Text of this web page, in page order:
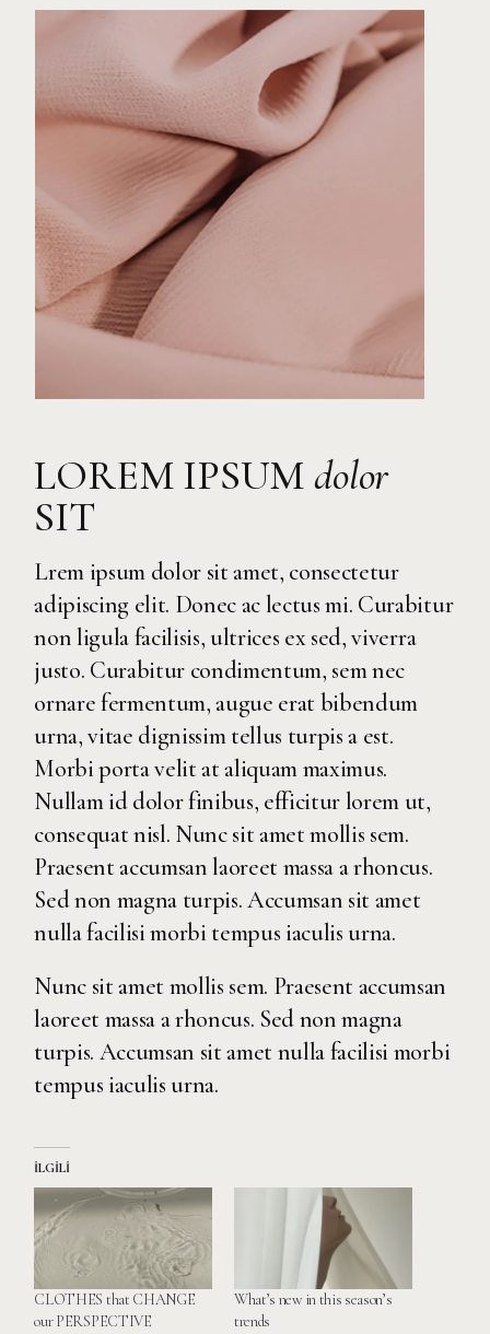
LOREM IPSUMdolor
SIT
Lrem ipsum dolor sit amet, consectetur
adipiscing elit. Donec ac lectus mi. Curabitur
non ligula facilisis, ultrices ex sed, viverra
justo. Curabitur condimentum, sem nec
ornare fermentum, augue erat bibendum
urna, vitae dignissim tellus turpis a est.
Morbi porta velit at aliquam maximus.
Nullam id dolor finibus, efficitur lorem ut,
consequat nisl. Nunc sit amet mollis sem.
Praesent accumsan laoreet massa a rhoncus.
Sed non magna turpis. Accumsan sit amet
nulla facilisi morbi tempus iaculis urna.
Nunc sit amet mollis sem. Praesent accumsan
laoreet massa a rhoncus. Sed non magna
turpis. Accumsan sit amet nulla facilisi morbi
tempus iaculis urna.
İLGILI
CLOTHES that CHANGE
our PERSPECTIVE
What’s new in this season’s
trends